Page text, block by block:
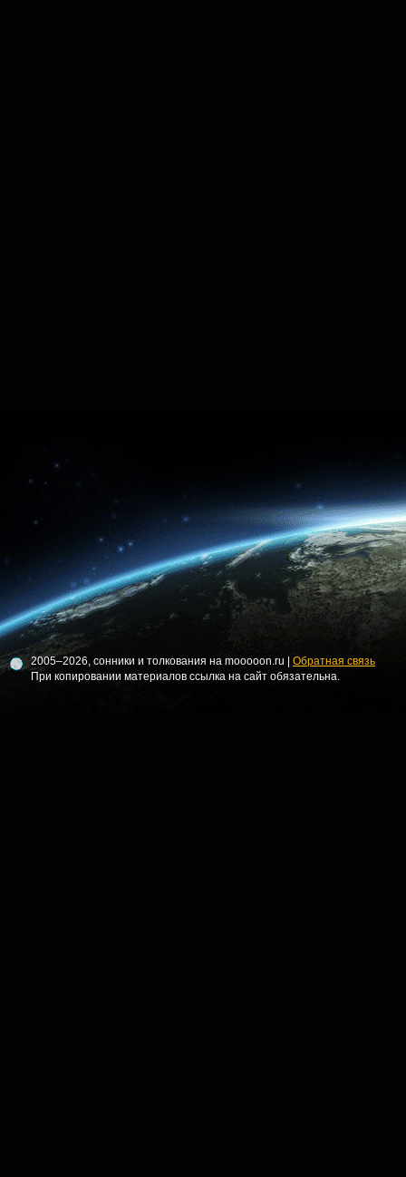
2005–2026, сонники и толкования на mooooon.ru | Обратная связь
При копировании материалов ссылка на сайт обязательна.